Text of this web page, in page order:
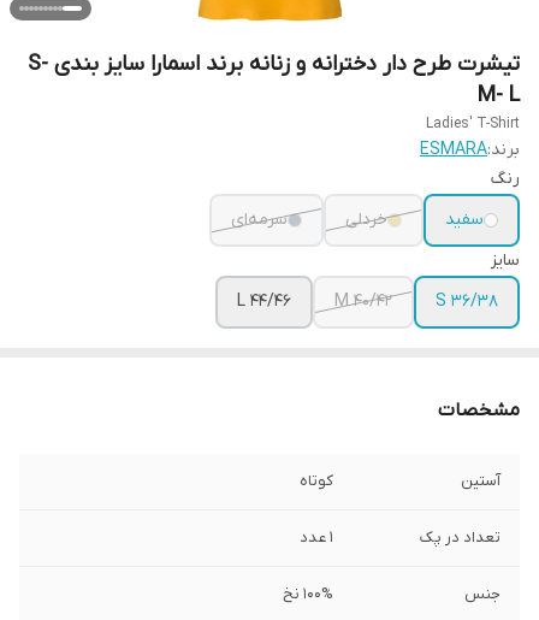
تیشرت طرح دار دخترانه و زنانه برند اسمارا سایز بندی S-
M- L
Ladies' T-Shirt
برند:ESMARA
رنگ
سفید
خردلی
سرمه‌ای
سایز
S 36/38
M 40/42
L 44/46
مشخصات
آستین کوتاه
تعداد در پک 1 عدد
جنس 100% نخ